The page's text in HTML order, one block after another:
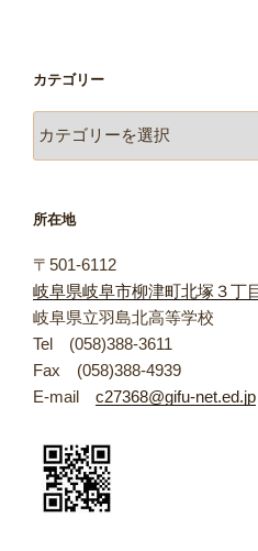
カテゴリー
テ
ー
所在地
〒501-6112
岐阜県岐阜市柳津町北塚３丁
岐阜県立羽島北高等学校
Tel (058)388-3611
Fax (058)388-4939
E-mail c27368@gifu-net.ed.jp